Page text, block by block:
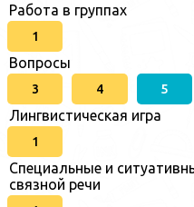
Работа в группах
1
Вопросы
3 4 5
Лингвистическая игра
1
Специальные и
связной речи